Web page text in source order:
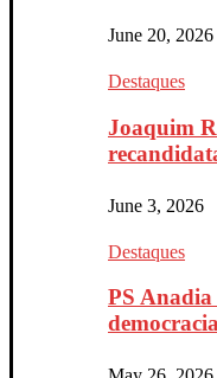
June 20, 2026
Destaques
Joaquim
June 3, 2026
Destaques
PS Anadia